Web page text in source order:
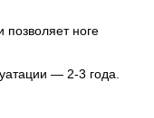
позволяет ноге
— 2-3 года.